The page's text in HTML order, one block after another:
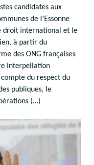
candidates aux
de l’Essonne
droit international et le
à partir du
des ONG françaises
interpellation
du respect du
publiques, le
(…)